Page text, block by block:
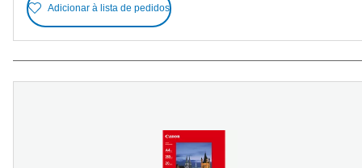
Adicionar à lista de pedidos